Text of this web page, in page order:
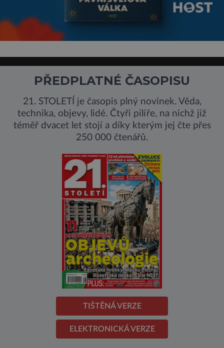
PŘEDPLATNÉ ČASOPISU
21. STOLETÍ je časopis plný novinek. Věda,
technika, objevy, lidé. Čtyři pilíře, na nichž již
téměř dvacet let stojí a díky kterým jej čte přes
250 000 čtenářů.
TIŠTĚNÁ VERZE
ELEKTRONICKÁ VERZE